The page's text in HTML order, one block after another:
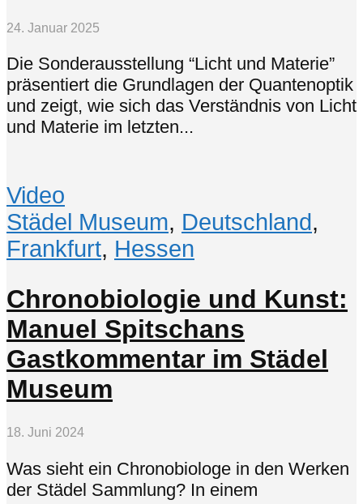
24. Januar 2025
Die Sonderausstellung “Licht und Materie”
präsentiert die Grundlagen der Quantenoptik
und zeigt, wie sich das Verständnis von Licht
und Materie im letzten...
Video
Städel Museum, Deutschland,
Frankfurt, Hessen
Chronobiologie und Kunst:
Manuel Spitschans
Gastkommentar im Städel
Museum
18. Juni 2024
Was sieht ein Chronobiologe in den Werken
der Städel Sammlung? In einem